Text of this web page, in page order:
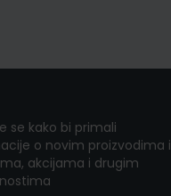
se kako bi primali
o novim proizvodima i
akcijama i drugim